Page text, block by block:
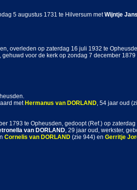
5 augustus 1731 te Hilversum metWijntje Jans
overleden op zaterdag 16 juli 1932 te
voor de kerk op zondag 7 december
met Hermanus van DORLAND, 54 jaar oud
1793 te Opheusden, gedoopt (Ref.) op
van DORLAND, 29 jaar oud, werkster,
Cornelis van DORLAND (zie 944) en Gerritje